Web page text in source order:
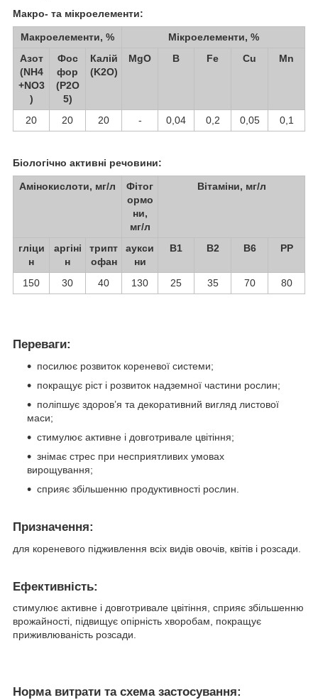
Макро- та мікроелементи:
Макроелементи, %
Мікроелементи, %
Азот
(NH4
+NO3
)
Фос
фор
(P2O
5)
Калій
(K2O)
MgO B Fe Cu Mn
20 20 20 - 0,04 0,2 0,05 0,1
Біологічно активні речовини:
Амінокислоти, мг/л
Фітог
ормо
ни,
мг/л
Вітаміни, мг/л
гліци
н
аргіні
н
трипт
офан
аукси
ни
В1 В2 В6 РР
150 30 40 130 25 35 70 80
Переваги:
посилює розвиток кореневої системи;
покращує ріст і розвиток надземної частини рослин;
поліпшує здоров’я та декоративний вигляд листової
маси;
стимулює активне і довготривале цвітіння;
знімає стрес при несприятливих умовах
вирощування;
сприяє збільшенню продуктивності рослин.
Призначення:
для кореневого підживлення всіх видів овочів, квітів і розсади.
Ефективність:
стимулює активне і довготривале цвітіння, сприяє збільшенню
врожайності, підвищує опірність хворобам, покращує
приживлюваність розсади.
Норма витрати та схема застосування: